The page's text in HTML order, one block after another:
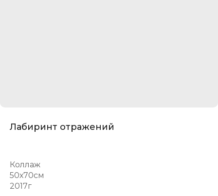
Лабиринт отражений
Коллаж
50х70см
2017г